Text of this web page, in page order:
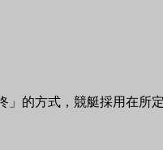
」的方式，競艇採用在所